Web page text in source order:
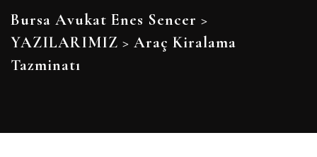
Bursa Avukat Enes Sencer >
YAZILARIMIZ > Araç Kiralama
Tazminatı